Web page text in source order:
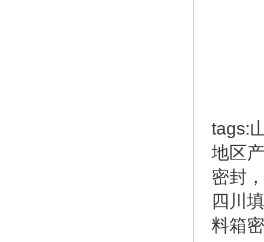
tags:
地区
密封 ，
四川
料箱